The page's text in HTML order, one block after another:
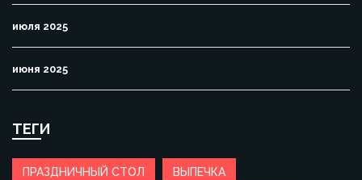
июля 2025
июня 2025
ТЕГИ
ПРАЗДНИЧНЫЙ СТОЛ ВЫПЕЧКА